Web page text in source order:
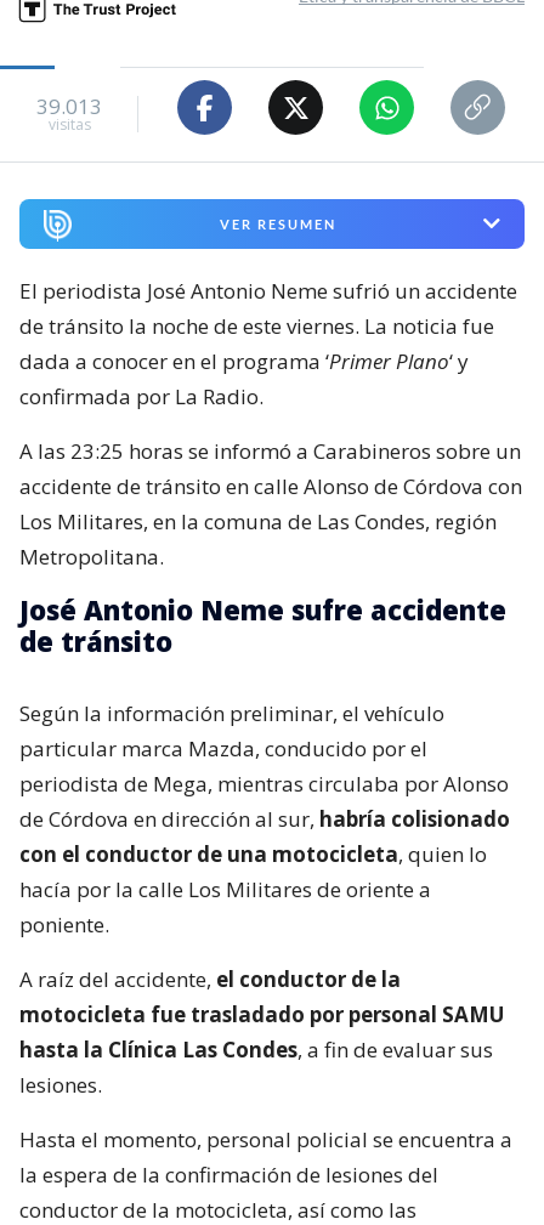
39.013
visitas
VER RESUMEN
El periodista José Antonio Neme sufrió un accidente
de tránsito la noche de este viernes. La noticia fue
dada a conocer en el programa ‘Primer Plano‘ y
confirmada por La Radio.
A las 23:25 horas se informó a Carabineros sobre un
accidente de tránsito en calle Alonso de Córdova con
Los Militares, en la comuna de Las Condes, región
Metropolitana.
José Antonio Neme sufre accidente
de tránsito
Según la información preliminar, el vehículo
particular marca Mazda, conducido por el
periodista de Mega, mientras circulaba por Alonso
de Córdova en dirección al sur, habría colisionado
con el conductor de una motocicleta, quien lo
hacía por la calle Los Militares de oriente a
poniente.
A raíz del accidente, el conductor de la
motocicleta fue trasladado por personal SAMU
hasta la Clínica Las Condes, a fin de evaluar sus
lesiones.
Hasta el momento, personal policial se encuentra a
la espera de la confirmación de lesiones del
conductor de la motocicleta, así como las